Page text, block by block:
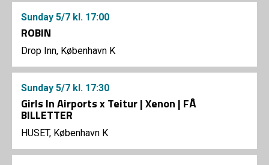
Sunday 5/7 kl. 17:00
ROBIN
Drop Inn, København K
Sunday 5/7 kl. 17:30
Girls In Airports x Teitur | Xenon | FÅ
BILLETTER
HUSET, København K